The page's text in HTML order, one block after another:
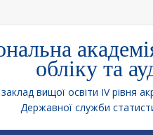
обліку та
вищої освіти IV рівня
Державної служби